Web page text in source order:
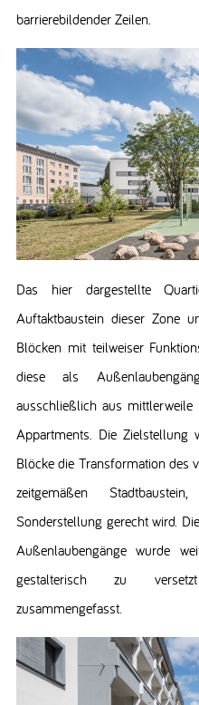
barrierebildender Zeilen.
Das hier dargestellte
Auftaktbaustein dieser Zone
Blöcken mit teilweiser
diese als
ausschließlich aus
Appartments. Die Zielstellung
Blöcke die Transformation des
zeitgemäßen
Sonderstellung gerecht wird.
Außenlaubengänge wurde
gestalterisch zu
zusammengefasst.